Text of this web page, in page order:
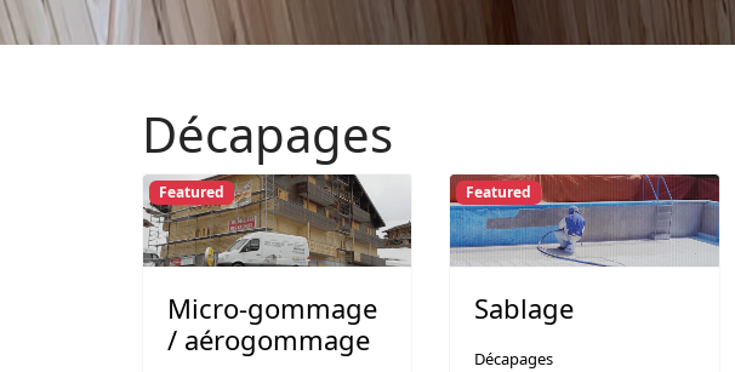
Décapages
Featured
Micro-gommage
/ aérogommage
Featured
Sablage
Décapages